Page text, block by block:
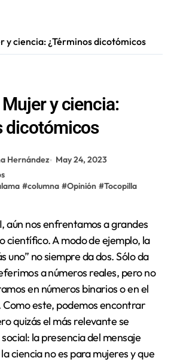
y ciencia: ¿Términos dicotómicos
y ciencia:
dicotómicos
Hernández
May 24, 2023
#columna #Opinión #Tocopilla
científico. A modo de ejemplo, la
uno” no siempre da dos. Sólo da
a números reales, pero no
en números binarios o en el
Como este, podemos encontrar
quizás el más relevante se
la presencia del mensaje
ciencia no es para mujeres y que